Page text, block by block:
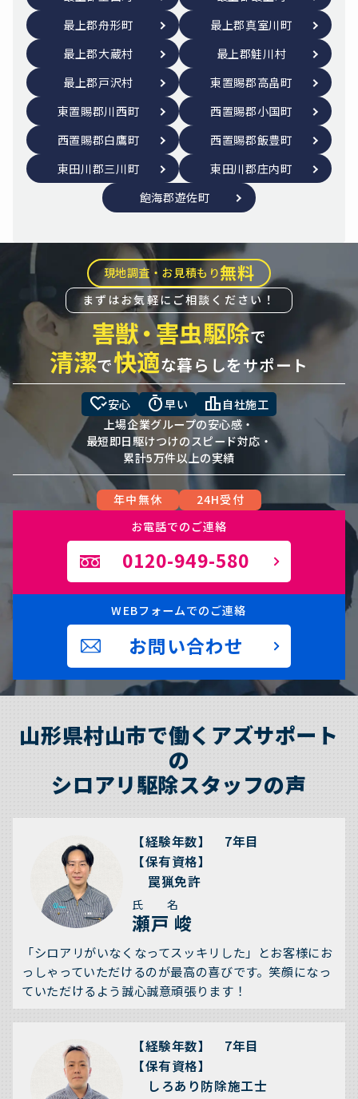
最上郡舟形町
最上郡真室川町
最上郡大蔵村
最上郡鮭川村
最上郡戸沢村
東置賜郡高畠町
東置賜郡川西町
西置賜郡小国町
西置賜郡白鷹町
西置賜郡飯豊町
東田川郡三川町
東田川郡庄内町
飽海郡遊佐町
現地調査・お見積もり無料
まずはお気軽にご相談ください！
害獣・害虫駆除で
清潔で快適な暮らしをサポート
heart_check安心 timer早い leaderboard 自社施工
上場企業グループの安心感・
最短即日駆けつけのスピード対応・
累計5万件以上の実績
年中無休
24H受付
お電話でのご連絡
0120-949-580
WEBフォームでのご連絡
お問い合わせ
山形県村山市で働くアズサポート
の
シロアリ駆除スタッフの声
【経験年数】 7年目
【保有資格】
罠猟免許
氏 名
瀬戸 峻
「シロアリがいなくなってスッキリした」とお客様にお
っしゃっていただけるのが最高の喜びです。笑顔になっ
ていただけるよう誠心誠意頑張ります！
【経験年数】 7年目
【保有資格】
しろあり防除施工士